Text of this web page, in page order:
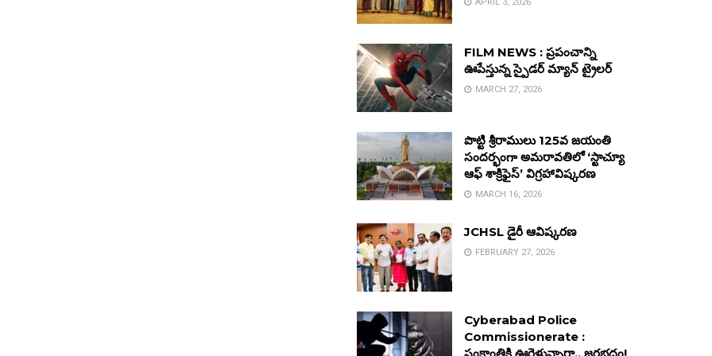
FILM NEWS : ప్రపంచాన్ని
ఊపేస్తున్న స్పైడర్ మ్యాన్ ట్రైలర్
MARCH 27, 2026
పొట్టి శ్రీరాములు 125వ జయంతి
సందర్భంగా అమరావతిలో ‘స్టాచ్యూ
ఆఫ్ శాక్రిఫైస్’ విగ్రహావిష్కరణ
MARCH 16, 2026
JCHSL డైరీ ఆవిష్కరణ
FEBRUARY 27, 2026
Cyberabad Police
Commissionerate :